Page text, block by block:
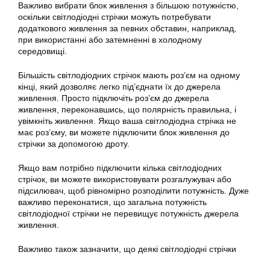
Важливо вибрати блок живлення з більшою потужністю,
оскільки світлодіодні стрічки можуть потребувати
додаткового живлення за певних обставин, наприклад,
при використанні або затемненні в холодному
середовищі.
Більшість світлодіодних стрічок мають роз’єм на одному
кінці, який дозволяє легко під’єднати їх до джерела
живлення. Просто підключіть роз’єм до джерела
живлення, переконавшись, що полярність правильна, і
увімкніть живлення. Якщо ваша світлодіодна стрічка не
має роз’єму, ви можете підключити блок живлення до
стрічки за допомогою дроту.
Якщо вам потрібно підключити кілька світлодіодних
стрічок, ви можете використовувати розгалужувач або
підсилювач, щоб рівномірно розподілити потужність. Дуже
важливо переконатися, що загальна потужність
світлодіодної стрічки не перевищує потужність джерела
живлення.
Важливо також зазначити, що деякі світлодіодні стрічки